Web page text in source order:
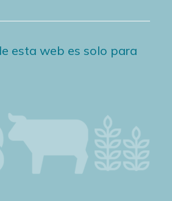
esta web es solo para